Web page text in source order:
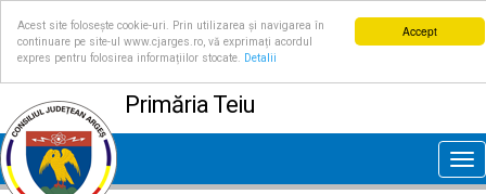
Accept
Acest site folosește cookie-uri. Prin utilizarea și navigarea în
continuare pe site-ul www.cjarges.ro, vă exprimați acordul
expres pentru folosirea informațiilor stocate.
Detalii
Primăria Teiu